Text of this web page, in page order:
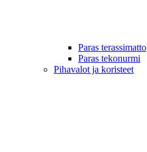
Paras terassimatto
Paras tekonurmi
Pihavalot ja koristeet